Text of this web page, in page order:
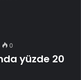
0
yüzde 20